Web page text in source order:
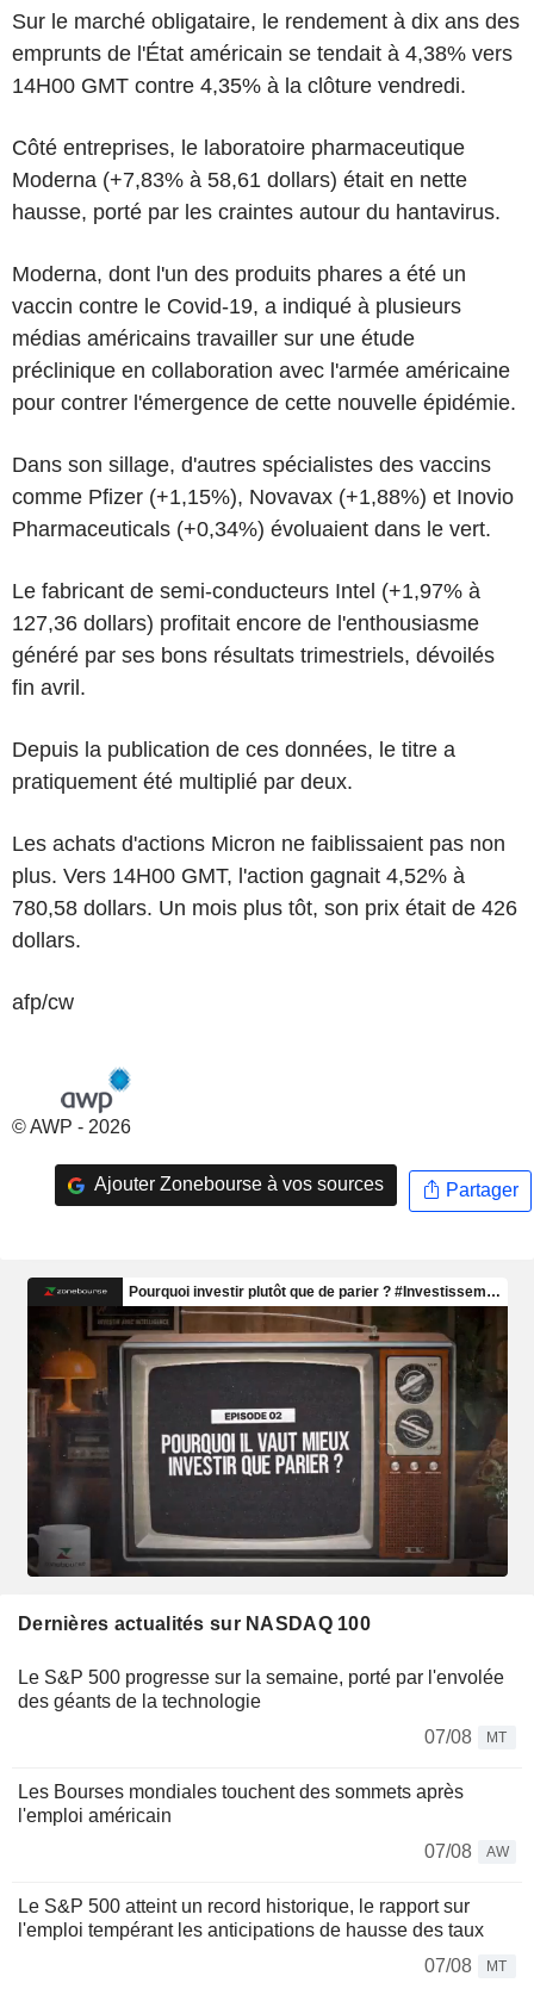
Sur le marché obligataire, le rendement à dix ans des
emprunts de l'État américain se tendait à 4,38% vers
14H00 GMT contre 4,35% à la clôture vendredi.
Côté entreprises, le laboratoire pharmaceutique
Moderna (+7,83% à 58,61 dollars) était en nette
hausse, porté par les craintes autour du hantavirus.
Moderna, dont l'un des produits phares a été un
vaccin contre le Covid-19, a indiqué à plusieurs
médias américains travailler sur une étude
préclinique en collaboration avec l'armée américaine
pour contrer l'émergence de cette nouvelle épidémie.
Dans son sillage, d'autres spécialistes des vaccins
comme Pfizer (+1,15%), Novavax (+1,88%) et Inovio
Pharmaceuticals (+0,34%) évoluaient dans le vert.
Le fabricant de semi-conducteurs Intel (+1,97% à
127,36 dollars) profitait encore de l'enthousiasme
généré par ses bons résultats trimestriels, dévoilés
fin avril.
Depuis la publication de ces données, le titre a
pratiquement été multiplié par deux.
Les achats d'actions Micron ne faiblissaient pas non
plus. Vers 14H00 GMT, l'action gagnait 4,52% à
780,58 dollars. Un mois plus tôt, son prix était de 426
dollars.
afp/cw
© AWP - 2026
Ajouter Zonebourse à vos sources Partager
Dernières actualités sur NASDAQ 100
Le S&P 500 progresse sur la semaine, porté par l'envolée
des géants de la technologie
07/08
MT
Les Bourses mondiales touchent des sommets après
l'emploi américain
07/08
AW
Le S&P 500 atteint un record historique, le rapport sur
l'emploi tempérant les anticipations de hausse des taux
07/08
MT